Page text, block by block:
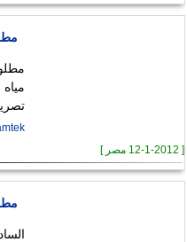
[ 12-1-2012 مصر ]